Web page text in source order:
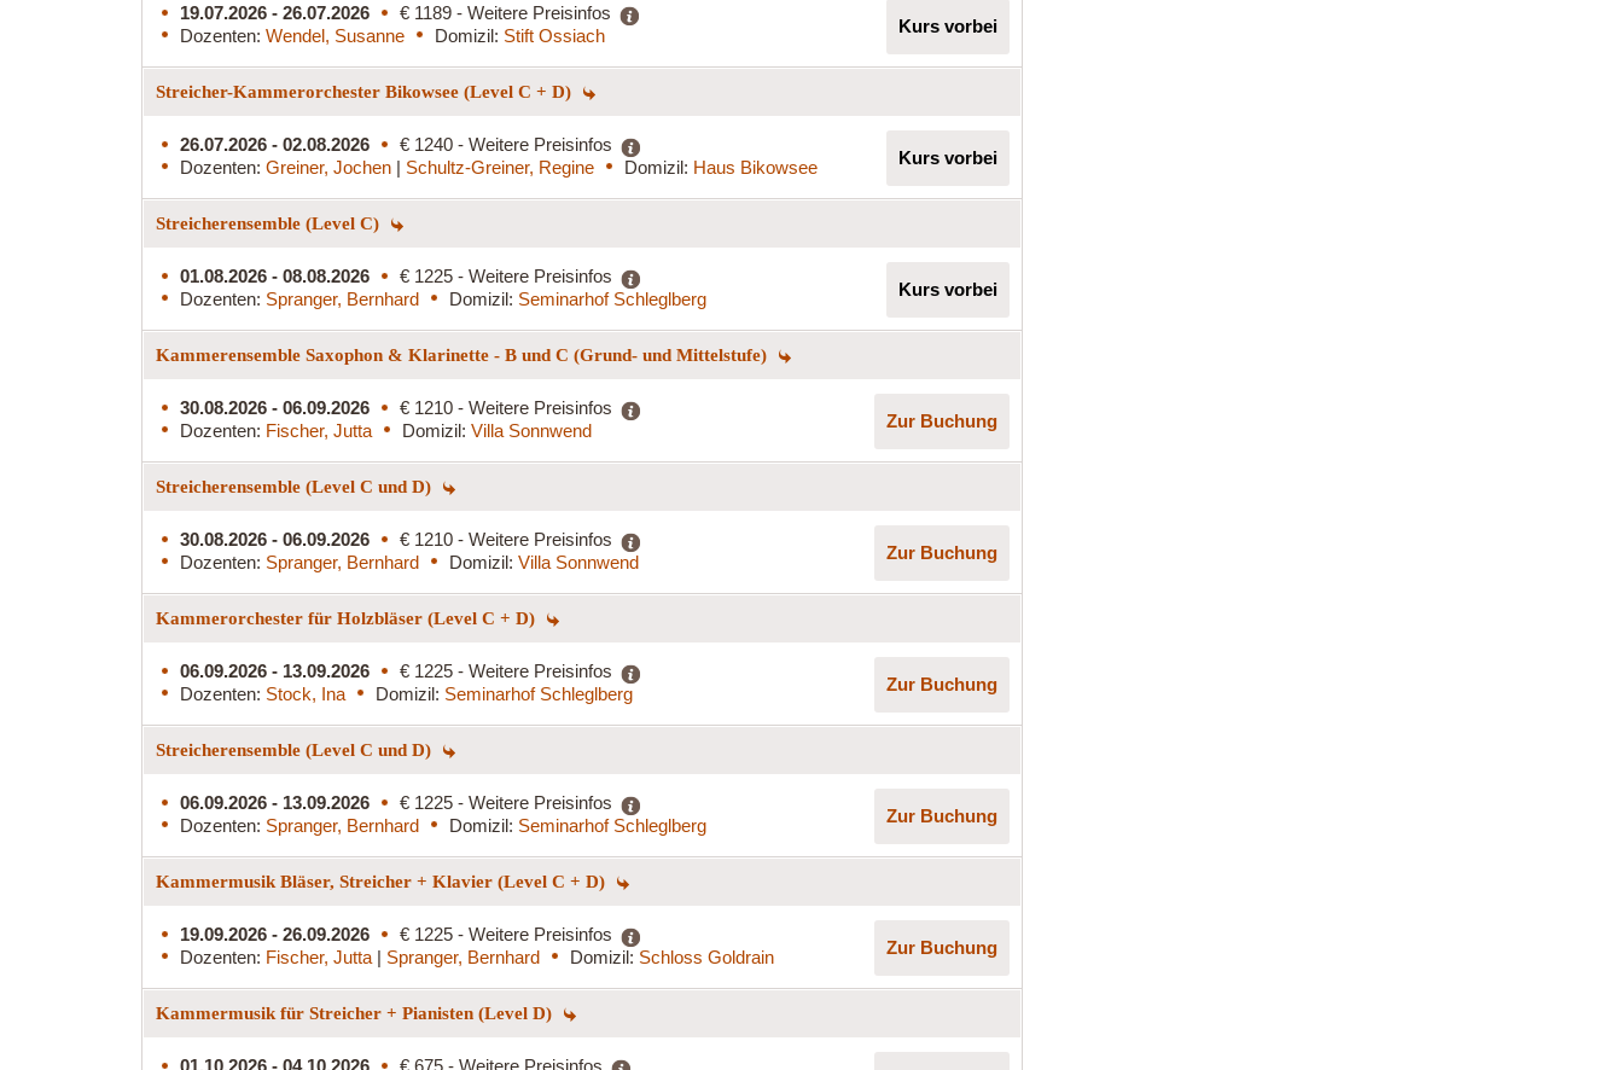
19.07.2026 - 26.07.2026
€ 1189 - Weitere Preisinfos
Dozenten: Wendel, Susanne Domizil: Stift Ossiach Kurs vorbei
Streicher-Kammerorchester Bikowsee (Level C + D)
26.07.2026 - 02.08.2026
€ 1240 - Weitere Preisinfos
Dozenten: Greiner, Jochen | Schultz-Greiner, Regine Domizil: Haus Bikowsee Kurs vorbei
Streicherensemble (Level C)
01.08.2026 - 08.08.2026
€ 1225 - Weitere Preisinfos
Dozenten: Spranger, Bernhard Domizil: Seminarhof Schleglberg Kurs vorbei
Kammerensemble Saxophon & Klarinette - B und C (Grund- und Mittelstufe)
30.08.2026 - 06.09.2026
€ 1210 - Weitere Preisinfos
Dozenten: Fischer, Jutta Domizil: Villa Sonnwend Zur Buchung
Streicherensemble (Level C und D)
30.08.2026 - 06.09.2026
€ 1210 - Weitere Preisinfos
Dozenten: Spranger, Bernhard Domizil: Villa Sonnwend Zur Buchung
Kammerorchester für Holzbläser (Level C + D)
06.09.2026 - 13.09.2026
€ 1225 - Weitere Preisinfos
Dozenten: Stock, Ina Domizil: Seminarhof Schleglberg Zur Buchung
Streicherensemble (Level C und D)
06.09.2026 - 13.09.2026
€ 1225 - Weitere Preisinfos
Dozenten: Spranger, Bernhard Domizil: Seminarhof Schleglberg Zur Buchung
Kammermusik Bläser, Streicher + Klavier (Level C + D)
19.09.2026 - 26.09.2026
€ 1225 - Weitere Preisinfos
Dozenten: Fischer, Jutta | Spranger, Bernhard Domizil: Schloss Goldrain Zur Buchung
Kammermusik für Streicher + Pianisten (Level D)
01.10.2026 - 04.10.2026
€ 675 - Weitere Preisinfos